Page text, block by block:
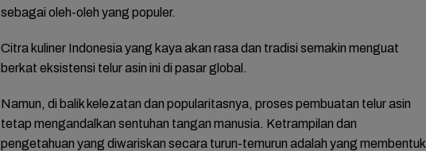
sebagai oleh-oleh yang populer.
Citra kuliner Indonesia yang kaya akan rasa dan tradisi semakin menguat
berkat eksistensi telur asin ini di pasar global.
Namun, di balik kelezatan dan popularitasnya, proses pembuatan telur asin
tetap mengandalkan sentuhan tangan manusia. Ketrampilan dan
pengetahuan yang diwariskan secara turun-temurun adalah yang membentuk